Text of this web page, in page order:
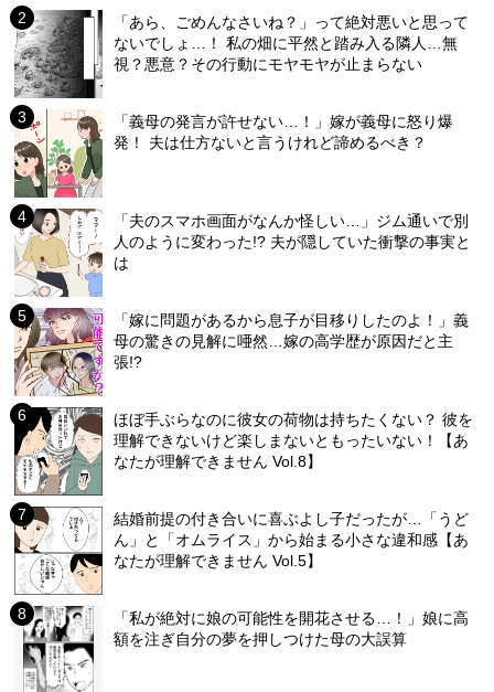
「あら、ごめんなさいね？」って絶対悪いと思って
ないでしょ…！ 私の畑に平然と踏み入る隣人…無
視？悪意？その行動にモヤモヤが止まらない
「義母の発言が許せない…！」嫁が義母に怒り爆
発！ 夫は仕方ないと言うけれど諦めるべき？
「夫のスマホ画面がなんか怪しい…」ジム通いで別
人のように変わった!? 夫が隠していた衝撃の事実と
は
「嫁に問題があるから息子が目移りしたのよ！」義
母の驚きの見解に唖然…嫁の高学歴が原因だと主
張!?
ほぼ手ぶらなのに彼女の荷物は持ちたくない？ 彼を
理解できないけど楽しまないともったいない！【あ
なたが理解できません Vol.8】
結婚前提の付き合いに喜ぶよし子だったが…「うど
ん」と「オムライス」から始まる小さな違和感【あ
なたが理解できません Vol.5】
「私が絶対に娘の可能性を開花させる…！」娘に高
額を注ぎ自分の夢を押しつけた母の大誤算